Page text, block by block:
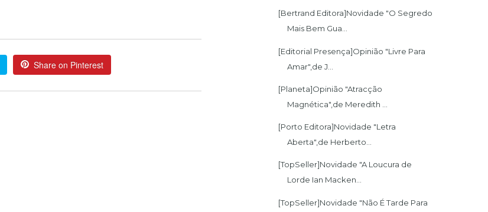
Share on Pinterest
[Bertrand Editora]Novidade "O Segredo
Mais Bem Gua...
[Editorial Presença]Opinião "Livre Para
Amar",de J...
[Planeta]Opinião "Atracção
Magnética",de Meredith ...
[Porto Editora]Novidade "Letra
Aberta",de Herberto...
[TopSeller]Novidade "A Loucura de
Lorde Ian Macken...
[TopSeller]Novidade "Não É Tarde Para